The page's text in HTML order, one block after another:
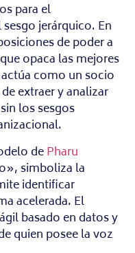
para el
jerárquico. En
de poder a
opaca las mejores
como un socio
extraer y analizar
los sesgos
dePharu
simboliza la
identificar
acelerada. El
basado en datos y
quien posee la voz